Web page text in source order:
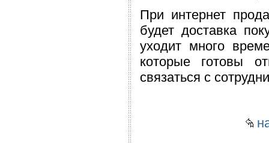
При интернет
будет доставка
уходит много
которые готовы
связаться с